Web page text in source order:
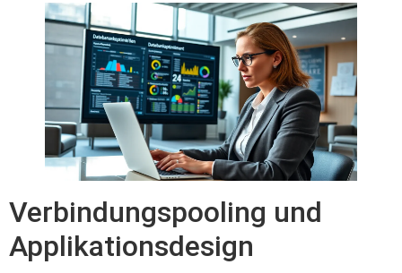
Verbindungspooling und
Applikationsdesign